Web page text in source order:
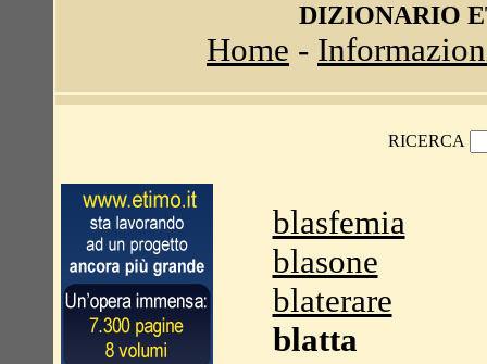
DIZIONARIO
Home -
RICERCA
blasfemia
blasone
blaterare
blatta